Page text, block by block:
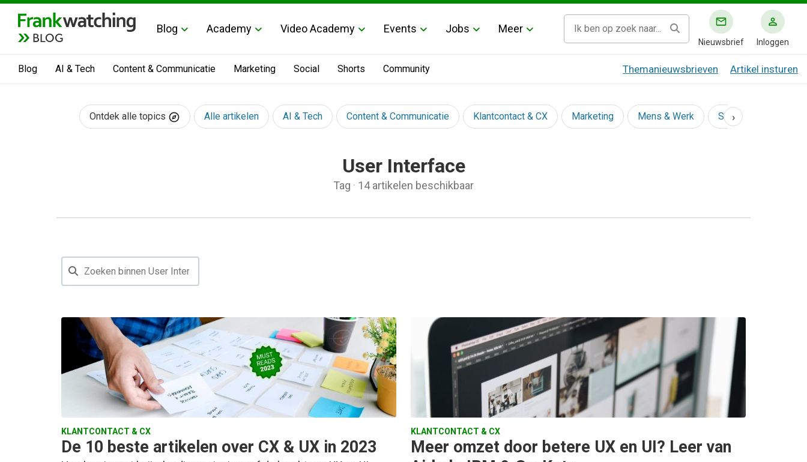
BLOG
Blog Academy Video Academy Events Jobs Meer
Nieuwsbrief Inloggen
Blog AI & Tech Content & Communicatie Marketing Social Shorts Community Themanieuwsbrieven Artikel insturen
Ontdek alle topics Alle artikelen AI & Tech Content & Communicatie Klantcontact & CX Marketing Mens & Werk Social
›
User Interface
Tag · 14 artikelen beschikbaar
KLANTCONTACT & CX
De 10 beste artikelen over CX & UX in 2023
KLANTCONTACT & CX
Meer omzet door betere UX en UI? Leer van